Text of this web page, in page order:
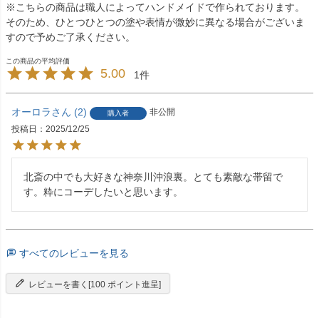
※こちらの商品は職人によってハンドメイドで作られております。
そのため、ひとつひとつの塗や表情が微妙に異なる場合がございま
すので予めご了承ください。
5.00 1
オーロラ 2 購入者
非公開
投稿日
2025/12/25
北斎の中でも大好きな神奈川沖浪裏。とても素敵な帯留で
す。粋にコーデしたいと思います。
すべてのレビューを見る
レビューを書く[100 ポイント進呈]